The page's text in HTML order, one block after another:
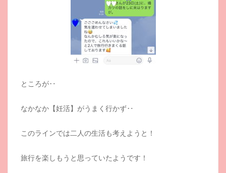
ところが‥
なかなか【妊活】がうまく行かず‥
このラインでは二人の生活も考えようと！
旅行を楽しもうと思っていたようです！